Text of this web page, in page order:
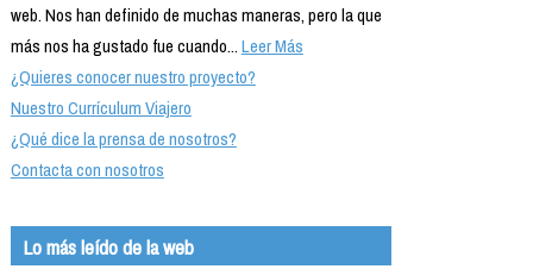
web. Nos han definido de muchas maneras, pero la que
más nos ha gustado fue cuando...Leer Más
¿Quieres conocer nuestro proyecto?
Nuestro Currículum Viajero
¿Qué dice la prensa de nosotros?
Contacta con nosotros
Lo más leído de la web